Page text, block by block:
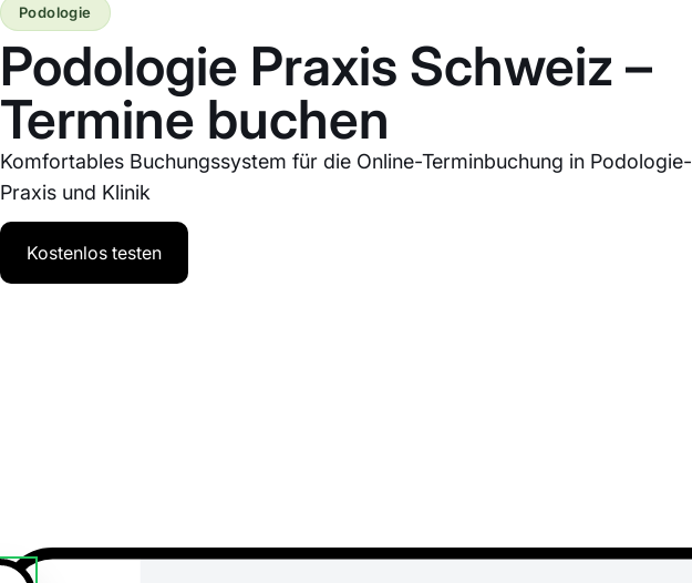
Podologie Praxis Schweiz –
Termine buchen
Komfortables Buchungssystem für die Online-Terminbuchung in Podologie-
Praxis und Klinik
Podologie
Kostenlos testen